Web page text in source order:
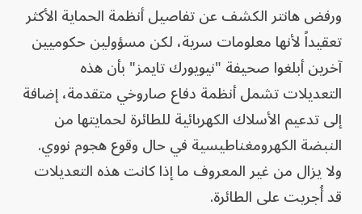
ورفض هانتر الكشف عن تفاصيل أنظمة الحماية الأكثر
تعقيداً لأنها معلومات سرية، لكن مسؤولين حكوميين
آخرين أبلغوا صحيفة "نيويورك تايمز" بأن هذه
التعديلات تشمل أنظمة دفاع صاروخي متقدمة، إضافة
إلى تدعيم الأسلاك الكهربائية للطائرة لحمايتها من
النبضة الكهرومغناطيسية في حال وقوع هجوم نووي.
ولا يزال من غير المعروف ما إذا كانت هذه التعديلات
قد أُجريت على الطائرة.